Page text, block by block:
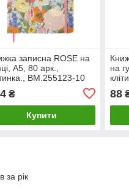
записна ROSE на
А5, 80 арк.,
BM.255123-10
₴
Купити
на
88
за рік